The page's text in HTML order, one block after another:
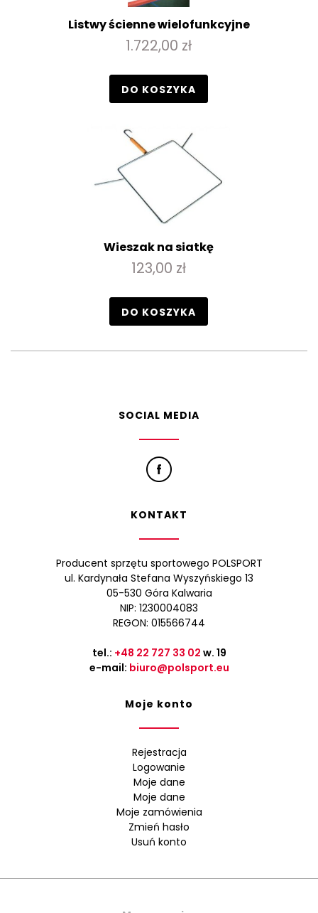
Listwy ścienne wielofunkcyjne
1.722,00 zł
DO KOSZYKA
Wieszak na siatkę
123,00 zł
DO KOSZYKA
SOCIAL MEDIA
KONTAKT
Producent sprzętu sportowego POLSPORT
ul. Kardynała Stefana Wyszyńskiego 13
05-530 Góra Kalwaria
NIP: 1230004083
REGON: 015566744
tel.: +48 22 727 33 02 w. 19
e-mail: biuro@polsport.eu
Moje konto
Rejestracja
Logowanie
Moje dane
Moje dane
Moje zamówienia
Zmień hasło
Usuń konto